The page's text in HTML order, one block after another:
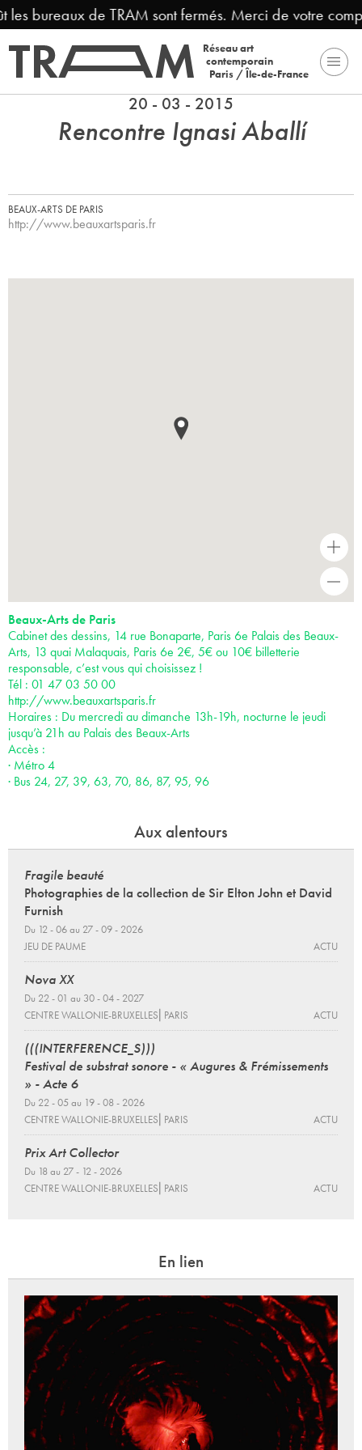
bureaux de TRAM sont fermés. Merci de votre
Réseau art
contemporain
Paris / Île-de-France
20 - 03 - 2015
Rencontre Ignasi Aballí
BEAUX-ARTS DE PARIS
http://www.beauxartsparis.fr
-
Beaux-Arts de Paris
Cabinet des dessins, 14 rue Bonaparte, Paris 6e Palais des Beaux-
Arts, 13 quai Malaquais, Paris 6e 2€, 5€ ou 10€ billetterie
responsable, c’est vous qui choisissez !
Tél : 01 47 03 50 00
http://www.beauxartsparis.fr
Horaires : Du mercredi au dimanche 13h-19h, nocturne le jeudi
jusqu’à 21h au Palais des Beaux-Arts
Accès :
· Métro 4
· Bus 24, 27, 39, 63, 70, 86, 87, 95, 96
Aux alentours
Fragile beauté
Photographies de la collection de Sir Elton John et David
Furnish
Du 12 - 06 au 27 - 09 - 2026
JEU DE PAUME
ACTU
Nova XX
Du 22 - 01 au 30 - 04 - 2027
CENTRE WALLONIE-BRUXELLES⎜PARIS
ACTU
(((INTERFERENCE_S)))
Festival de substrat sonore - « Augures & Frémissements
» - Acte 6
Du 22 - 05 au 19 - 08 - 2026
CENTRE WALLONIE-BRUXELLES⎜PARIS
ACTU
Prix Art Collector
Du 18 au 27 - 12 - 2026
CENTRE WALLONIE-BRUXELLES⎜PARIS
ACTU
En lien